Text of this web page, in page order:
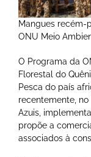
Mangues recém-
ONU Meio
O Programa da
Florestal do
Pesca do país
recentemente,
Azuis,
propõe a
associados à